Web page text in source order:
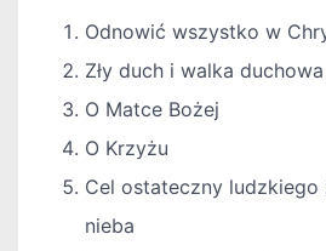
Odnowić wszystko w
Zły duch i walka duchowa
O Matce Bożej
O Krzyżu
Cel ostateczny
nieba